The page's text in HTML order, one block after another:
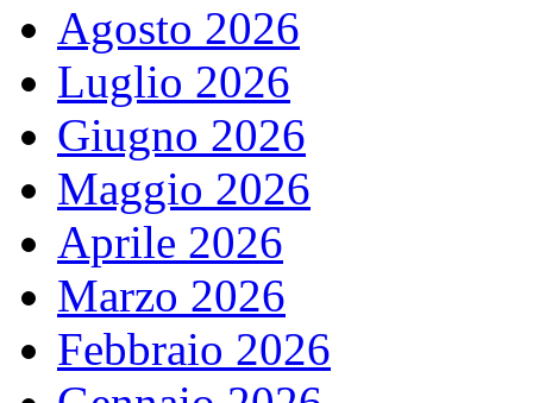
Agosto 2026
Luglio 2026
Giugno 2026
Maggio 2026
Aprile 2026
Marzo 2026
Febbraio 2026